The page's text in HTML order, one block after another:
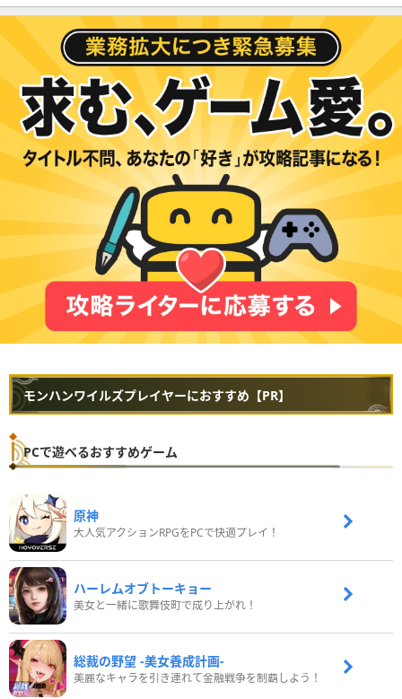
モンハンワイルズプレイヤーにおすすめ【PR】
PCで遊べるおすすめゲーム
原神
大人気アクションRPGをPCで快適プレイ！
ハーレムオブトーキョー
美女と一緒に歌舞伎町で成り上がれ！
総裁の野望 -美女養成計画-
美麗なキャラを引き連れて金融戦争を制覇しよう！